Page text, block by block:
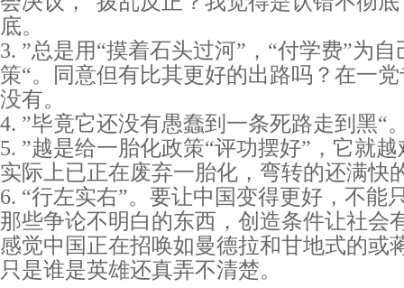
底。
3. ”总是用“摸着石头过河”，“付学费”为
策“。同意但有比其更好的出路吗？在一
没有。
4. ”毕竟它还没有愚蠢到一条死路走到黑“
5. ”越是给一胎化政策“评功摆好”，它就
实际上已正在废弃一胎化，弯转的还满快
6. “行左实右”。要让中国变得更好，不能
那些争论不明白的东西，创造条件让社会
感觉中国正在招唤如曼德拉和甘地式的或
只是谁是英雄还真弄不清楚。